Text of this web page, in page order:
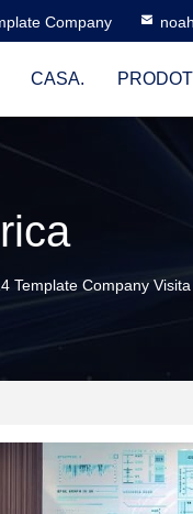
Company
CASA.
Template Company